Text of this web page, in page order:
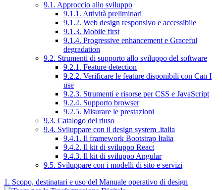
9.1. Approccio allo sviluppo
9.1.1. Attività preliminari
9.1.2. Web design responsivo e accessibile
9.1.3. Mobile first
9.1.4. Progressive enhancement e Graceful
degradation
9.2. Strumenti di supporto allo sviluppo del software
9.2.1. Feature detection
9.2.2. Verificare le feature disponibili con Can I
use
9.2.3. Strumenti e risorse per CSS e JavaScript
9.2.4. Supporto browser
9.2.5. Misurare le prestazioni
9.3. Catalogo del riuso
9.4. Sviluppare con il design system .italia
9.4.1. Il framework Bootstrap Italia
9.4.2. Il kit di sviluppo React
9.4.3. Il kit di sviluppo Angular
9.5. Sviluppare con i modelli di sito e servizi
1. Scopo, destinatari e uso del Manuale operativo di design